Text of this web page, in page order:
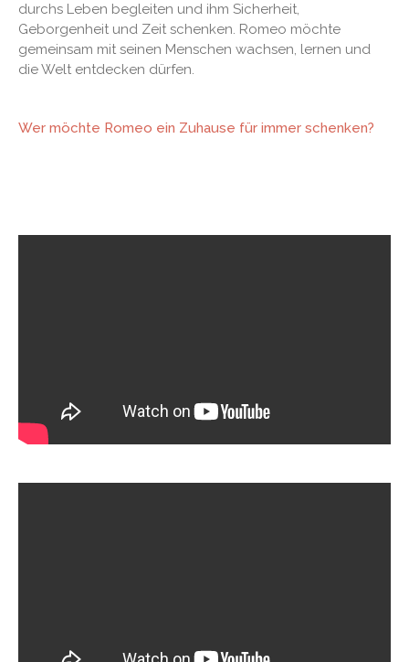
durchs Leben begleiten und ihm Sicherheit,
Geborgenheit und Zeit schenken. Romeo möchte
gemeinsam mit seinen Menschen wachsen, lernen und
die Welt entdecken dürfen.
Wer möchte Romeo ein Zuhause für immer schenken?